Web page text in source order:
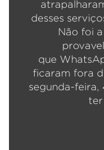
desses
Não foi
que
ficaram fora
segunda-feira,
ter